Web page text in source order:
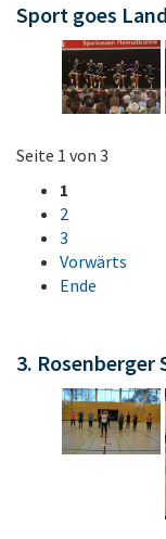
Sport goes
Seite 1 von 3
1
2
3
Vorwärts
Ende
3.